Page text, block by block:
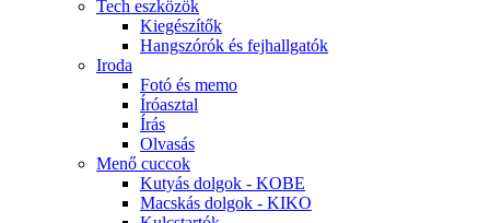
Tech eszközök
Kiegészítők
Hangszórók és fejhallgatók
Iroda
Fotó és memo
Íróasztal
Írás
Olvasás
Menő cuccok
Kutyás dolgok - KOBE
Macskás dolgok - KIKO